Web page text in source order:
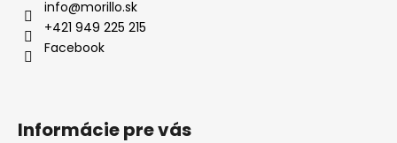
info@morillo.sk
+421 949 225 215
Facebook
Informácie pre vás